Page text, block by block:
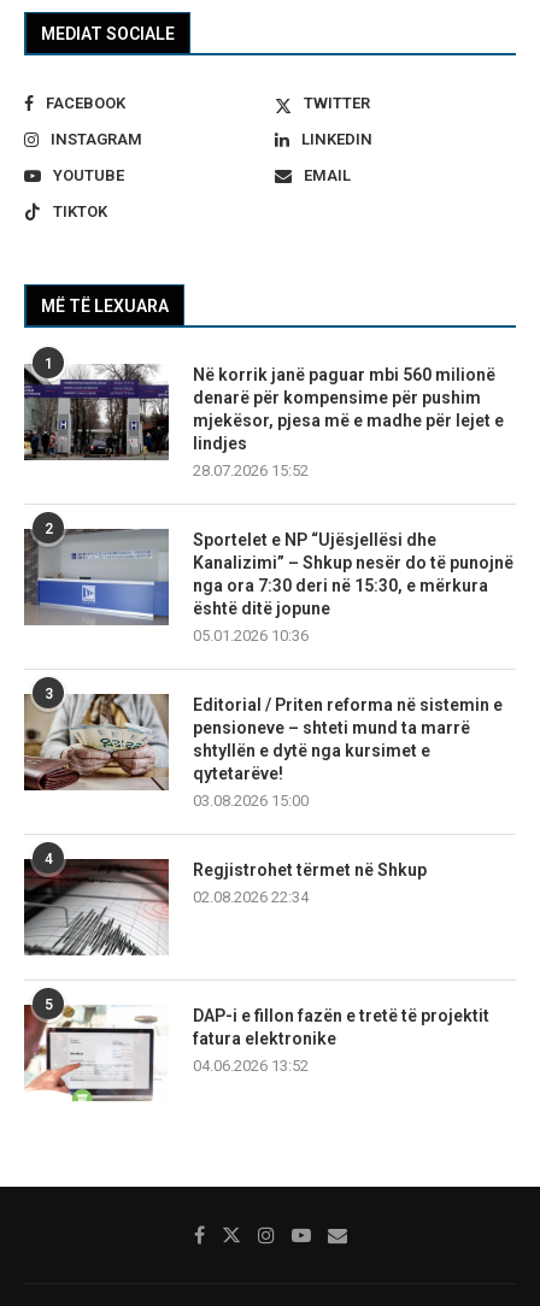
MEDIAT SOCIALE
FACEBOOK
TWITTER
INSTAGRAM
LINKEDIN
YOUTUBE
EMAIL
TIKTOK
MË TË LEXUARA
1
Në korrik janë paguar mbi 560 milionë
denarë për kompensime për pushim
mjekësor, pjesa më e madhe për lejet e
lindjes
28.07.2026 15:52
2
Sportelet e NP “Ujësjellësi dhe
Kanalizimi” – Shkup nesër do të punojnë
nga ora 7:30 deri në 15:30, e mërkura
është ditë jopune
05.01.2026 10:36
3
Editorial / Priten reforma në sistemin e
pensioneve – shteti mund ta marrë
shtyllën e dytë nga kursimet e
qytetarëve!
03.08.2026 15:00
4
Regjistrohet tërmet në Shkup
02.08.2026 22:34
5
DAP-i e fillon fazën e tretë të projektit
fatura elektronike
04.06.2026 13:52